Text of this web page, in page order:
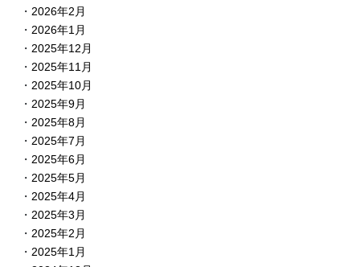
2026年2月
2026年1月
2025年12月
2025年11月
2025年10月
2025年9月
2025年8月
2025年7月
2025年6月
2025年5月
2025年4月
2025年3月
2025年2月
2025年1月